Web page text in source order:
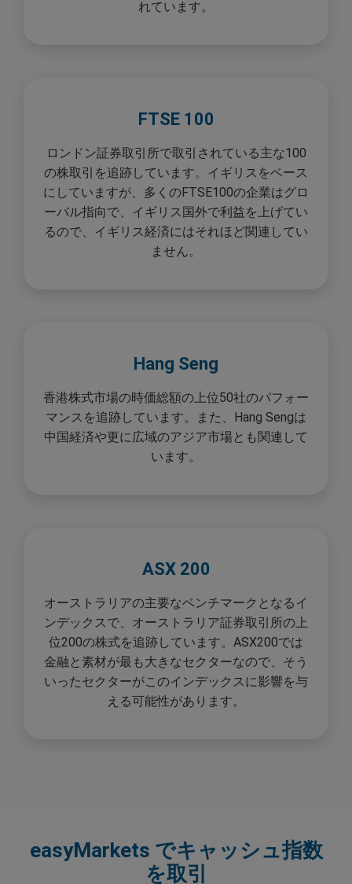
れています。
FTSE 100
ロンドン証券取引所で取引されている主な100
の株取引を追跡しています。イギリスをベース
にしていますが、多くのFTSE100の企業はグロ
ーバル指向で、イギリス国外で利益を上げてい
るので、イギリス経済にはそれほど関連してい
ません。
Hang Seng
香港株式市場の時価総額の上位50社のパフォー
マンスを追跡しています。また、Hang Sengは
中国経済や更に広域のアジア市場とも関連して
います。
ASX 200
オーストラリアの主要なベンチマークとなるイ
ンデックスで、オーストラリア証券取引所の上
位200の株式を追跡しています。ASX200では
金融と素材が最も大きなセクターなので、そう
いったセクターがこのインデックスに影響を与
える可能性があります。
easyMarkets でキャッシュ指数
を取引